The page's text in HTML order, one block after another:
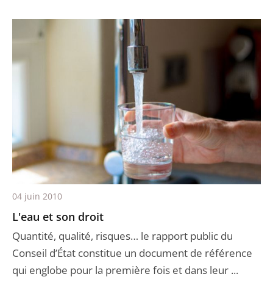
L'eau et son droit
Quantité, qualité, risques… le rapport public du
Conseil d’État constitue un document de référence
qui englobe pour la première fois et dans leur ...
04 juin 2010